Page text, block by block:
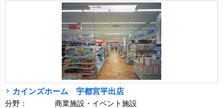
カインズホーム 宇都宮平出店
分野：
商業施設・イベント施設